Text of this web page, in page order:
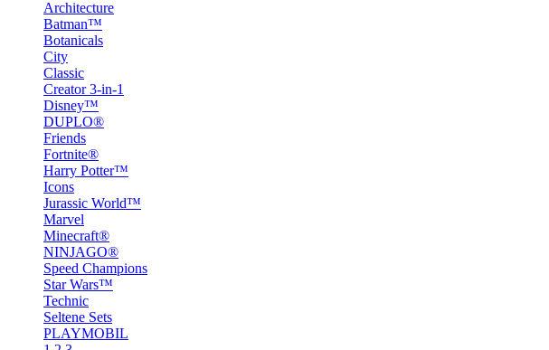
Architecture
Batman™
Botanicals
City
Classic
Creator 3-in-1
Disney™
DUPLO®
Friends
Fortnite®
Harry Potter™
Icons
Jurassic World™
Marvel
Minecraft®
NINJAGO®
Speed Champions
Star Wars™
Technic
Seltene Sets
PLAYMOBIL